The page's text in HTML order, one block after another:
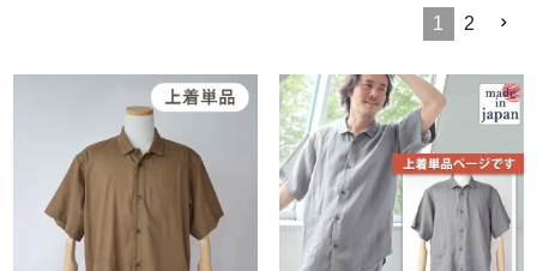
秋
ガールズパジャマ
柄物
カタログギフト
売れ筋ランキング
- Item Ranking -
新着商品
- New Arrival -
すべてのメン
ズ
パジャマ
長袖 半袖 七分袖
1 2